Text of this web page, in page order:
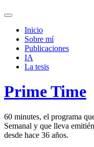
Alternar
campo
búsqueda
Inicio
Sobre mí­
Publicaciones
IA
La tesis
Prime Time
60 minutes, el programa
Semanal y que lleva
desde hace 36 años.